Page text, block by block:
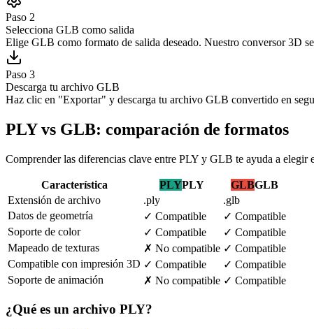
Paso 2
Selecciona GLB como salida
Elige GLB como formato de salida deseado. Nuestro conversor 3D
Paso 3
Descarga tu archivo GLB
Haz clic en "Exportar" y descarga tu archivo GLB convertido en
PLY vs GLB: comparación de formatos
Comprender las diferencias clave entre PLY y GLB te ayuda a
Característica PLYPLY GLBGLB
Extensión de archivo
.ply
.glb
Datos de geometría
✓ Compatible ✓ Compatible
Soporte de color
✓ Compatible ✓ Compatible
Mapeado de texturas
✗ No compatible ✓ Compatible
Compatible con impresión 3D ✓ Compatible ✓ Compatible
Soporte de animación
✗ No compatible ✓ Compatible
¿Qué es un archivo PLY?